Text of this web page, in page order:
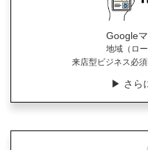
Google
地域（ロ
来店型ビジネス必
▶︎ さら